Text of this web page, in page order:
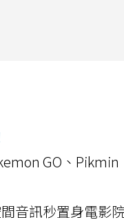
GO、Pikmin
音訊秒置身電影